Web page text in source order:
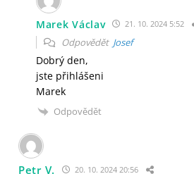
Marek Václav 21. 10. 2024 5:52
Odpovědět Josef
Dobrý den,
jste přihlášeni
Marek
Odpovědět
Petr V. 20. 10. 2024 20:56